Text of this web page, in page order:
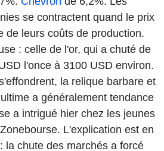
se contractent quand le prix
de leurs coûts de production.
: celle de l'or, qui a chuté de
l'once à 3100 USD environ.
la relique barbare et
a généralement tendance
a intrigué hier chez les jeunes
L'explication est en
la chute des marchés a forcé